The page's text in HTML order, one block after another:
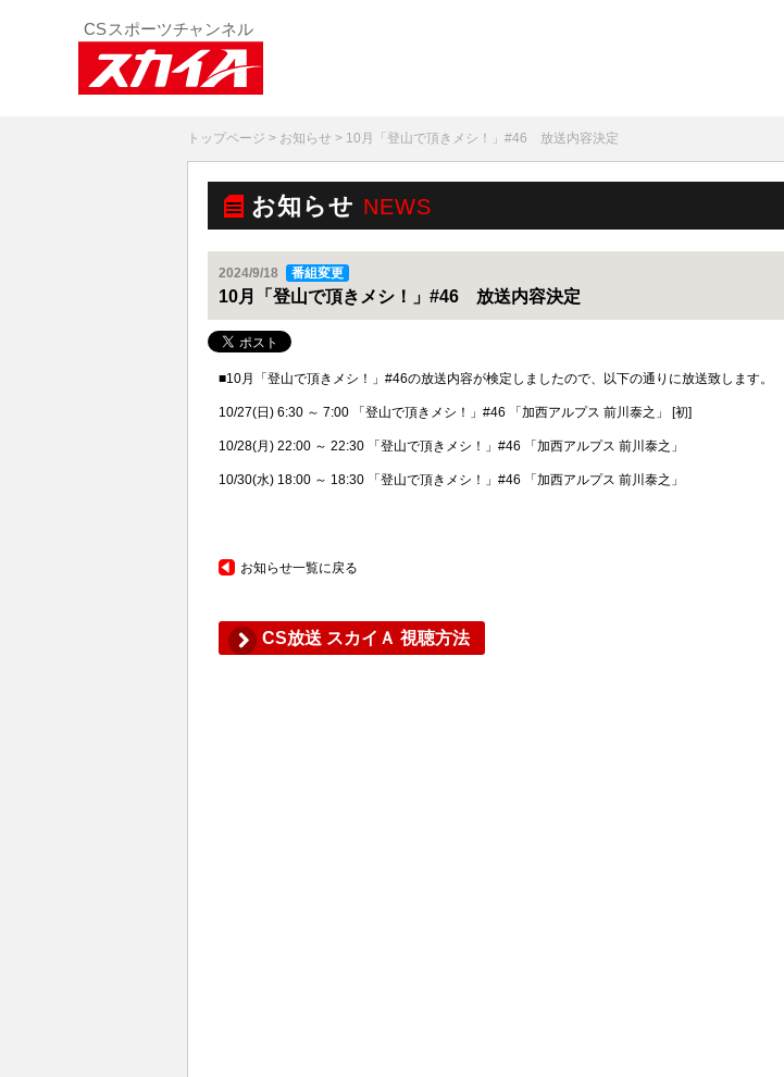
トップページ > お知らせ > 10月「登山で頂きメシ！」#46 放送内容決定
お知らせ NEWS
2024/9/18 番組変更
10月「登山で頂きメシ！」#46 放送内容決定
■10月「登山で頂きメシ！」#46の放送内容が検定しましたので、以下の通りに放送致します。
10/27(日) 6:30 ～ 7:00 「登山で頂きメシ！」#46 「加西アルプス 前川泰之」 [初]
10/28(月) 22:00 ～ 22:30 「登山で頂きメシ！」#46 「加西アルプス 前川泰之」
10/30(水) 18:00 ～ 18:30 「登山で頂きメシ！」#46 「加西アルプス 前川泰之」
お知らせ一覧に戻る
CS放送 スカイＡ 視聴方法